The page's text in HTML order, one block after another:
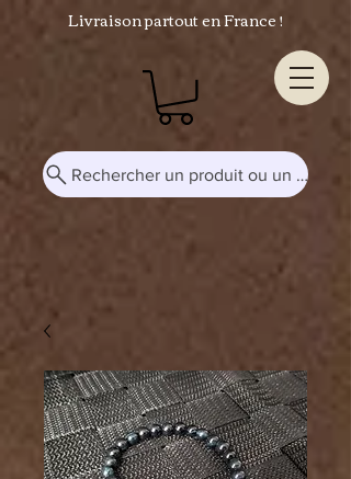
Livraison partout en France !
Rechercher un produit ou un mot-